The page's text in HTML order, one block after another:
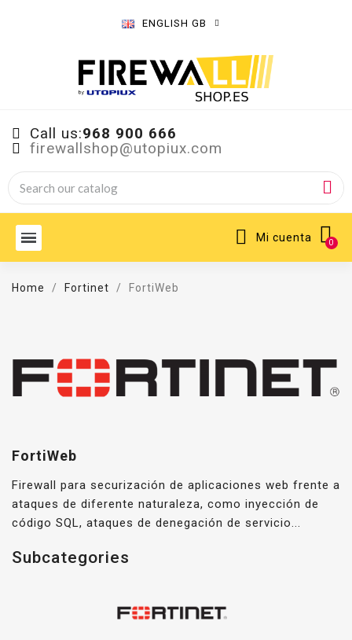
ENGLISH GB
Call us:968 900 666
firewallshop@utopiux.com
Mi cuenta
Home Fortinet FortiWeb
FortiWeb
Firewall para securización de aplicaciones web frente a
ataques de diferente naturaleza, como inyección de
código SQL, ataques de denegación de servicio...
Subcategories